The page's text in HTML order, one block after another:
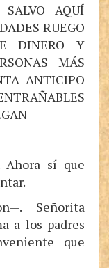
AQUÍ
RUEGO
DINERO Y
MÁS
ANTICIPO
sí que
Señorita
a los padres
que